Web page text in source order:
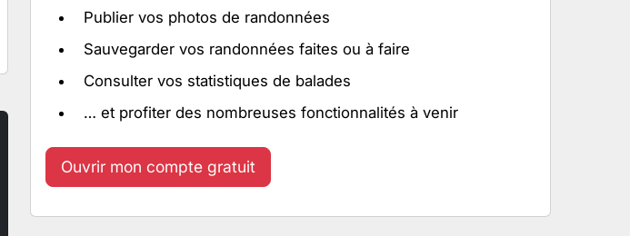
Publier vos photos de randonnées
Sauvegarder vos randonnées faites ou à faire
Consulter vos statistiques de balades
… et profiter des nombreuses fonctionnalités à venir
Ouvrir mon compte gratuit